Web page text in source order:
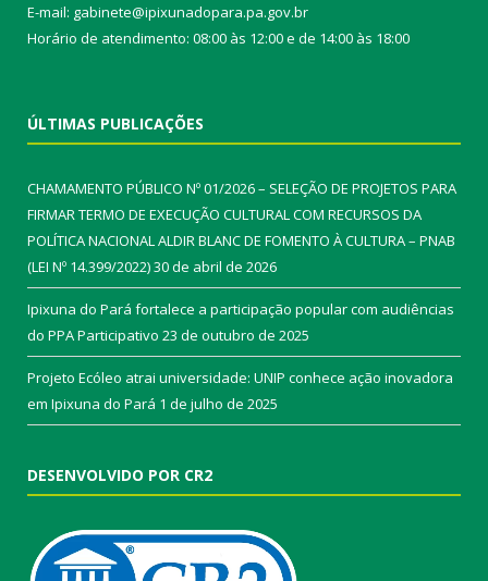
E-mail: gabinete@ipixunadopara.pa.gov.br
Horário de atendimento: 08:00 às 12:00 e de 14:00 às 18:00
ÚLTIMAS PUBLICAÇÕES
CHAMAMENTO PÚBLICO Nº 01/2026 – SELEÇÃO DE PROJETOS PARA
FIRMAR TERMO DE EXECUÇÃO CULTURAL COM RECURSOS DA
POLÍTICA NACIONAL ALDIR BLANC DE FOMENTO À CULTURA – PNAB
(LEI Nº 14.399/2022)30 de abril de 2026
Ipixuna do Pará fortalece a participação popular com audiências
do PPA Participativo 23 de outubro de 2025
Projeto Ecóleo atrai universidade: UNIP conhece ação inovadora
em Ipixuna do Pará 1 de julho de 2025
DESENVOLVIDO POR CR2